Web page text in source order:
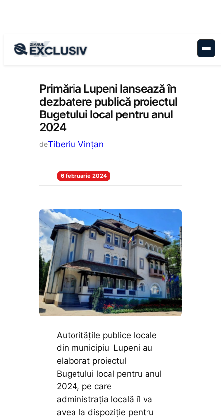
Administrație
Primăria Lupeni lansează în
dezbatere publică proiectul
Bugetului local pentru anul
2024
deTiberiu Vințan
6 februarie 2024
Autoritățile publice locale
din municipiul Lupeni au
elaborat proiectul
Bugetului local pentru anul
2024, pe care
administrația locală îl va
avea la dispoziție pentru